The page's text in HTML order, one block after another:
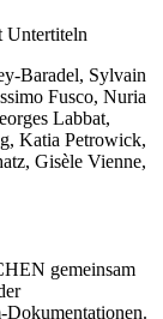
Untertiteln
Baradel, Sylvain
Fusco, Nuria
Labbat,
Katia Petrowick,
Gisèle Vienne,
gemeinsam
Dokumentationen.